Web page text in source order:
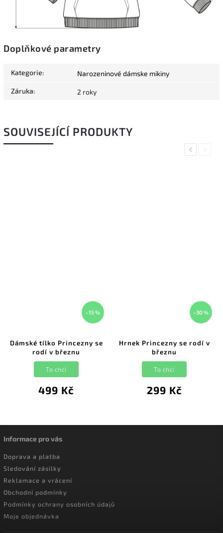
Doplňkové parametry
Kategorie: Narozeninové dámske mikiny
Záruka: 2 roky
SOUVISEJÍCÍ PRODUKTY
Previous
–15 %
Dámské tílko Princezny se
rodí v březnu
499 Kč
To chci
–30 %
Hrnek Princezny se rodí v
březnu
299 Kč
To chci
Next
Informace pro vás
Doprava a platba
Sledování zásilky
Reklamace a vrácení
Obchodní podmínky
Podmínky ochrany osobních údajů
Moje objednávka